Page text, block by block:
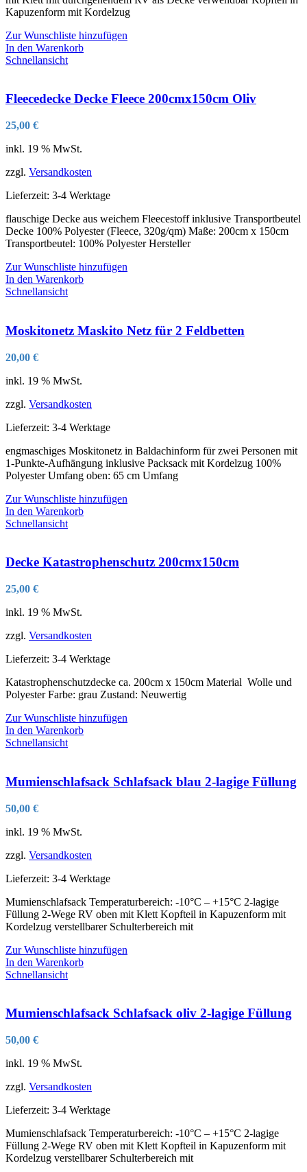
Kapuzenform mit Kordelzug
Zur Wunschliste hinzufügen
In den Warenkorb
Schnellansicht
Fleecedecke Decke Fleece 200cmx150cm Oliv
25,00 €
inkl. 19 % MwSt.
zzgl. Versandkosten
Lieferzeit: 3-4 Werktage
flauschige Decke aus weichem Fleecestoff inklusive Transportbeutel
Decke 100% Polyester (Fleece, 320g/qm) Maße: 200cm x 150cm
Transportbeutel: 100% Polyester Hersteller
Zur Wunschliste hinzufügen
In den Warenkorb
Schnellansicht
Moskitonetz Maskito Netz für 2 Feldbetten
20,00 €
inkl. 19 % MwSt.
zzgl. Versandkosten
Lieferzeit: 3-4 Werktage
engmaschiges Moskitonetz in Baldachinform für zwei Personen mit
1-Punkte-Aufhängung inklusive Packsack mit Kordelzug 100%
Polyester Umfang oben: 65 cm Umfang
Zur Wunschliste hinzufügen
In den Warenkorb
Schnellansicht
Decke Katastrophenschutz 200cmx150cm
25,00 €
inkl. 19 % MwSt.
zzgl. Versandkosten
Lieferzeit: 3-4 Werktage
Katastrophenschutzdecke ca. 200cm x 150cm Material Wolle und
Polyester Farbe: grau Zustand: Neuwertig
Zur Wunschliste hinzufügen
In den Warenkorb
Schnellansicht
Mumienschlafsack Schlafsack blau 2-lagige Füllung
50,00 €
inkl. 19 % MwSt.
zzgl. Versandkosten
Lieferzeit: 3-4 Werktage
Mumienschlafsack Temperaturbereich: -10°C – +15°C 2-lagige
Füllung 2-Wege RV oben mit Klett Kopfteil in Kapuzenform mit
Kordelzug verstellbarer Schulterbereich mit
Zur Wunschliste hinzufügen
In den Warenkorb
Schnellansicht
Mumienschlafsack Schlafsack oliv 2-lagige Füllung
50,00 €
inkl. 19 % MwSt.
zzgl. Versandkosten
Lieferzeit: 3-4 Werktage
Mumienschlafsack Temperaturbereich: -10°C – +15°C 2-lagige
Füllung 2-Wege RV oben mit Klett Kopfteil in Kapuzenform mit
Kordelzug verstellbarer Schulterbereich mit